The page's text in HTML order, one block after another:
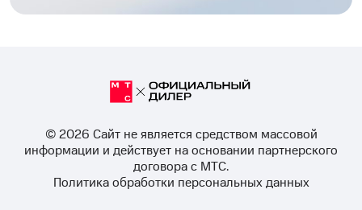
© 2026 Cайт не является средством массовой
информации и действует на основании партнерского
договора с МТС.
Политика обработки персональных данных